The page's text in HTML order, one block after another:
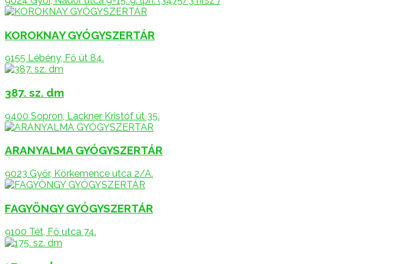
KOROKNAY GYÓGYSZERTÁR
9155 Lébény, Fő út 84.
387. sz. dm
9400 Sopron, Lackner Kristóf út 35.
ARANYALMA GYÓGYSZERTÁR
9023 Győr, Körkemence utca 2/A.
FAGYÖNGY GYÓGYSZERTÁR
9100 Tét, Fő utca 74.